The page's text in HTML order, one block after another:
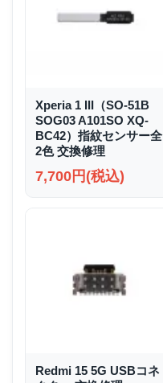
Xperia 1 III（SO-51B
SOG03 A101SO XQ-
BC42）指紋センサー全
2色 交換修理
7,700円(税込)
Redmi 15 5G USBコネ